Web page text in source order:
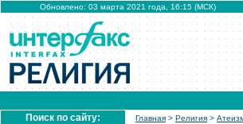
Обновлено: 03 марта 2021 года, 16:15 (МСК)
Поиск по сайту: Главная > Религия >